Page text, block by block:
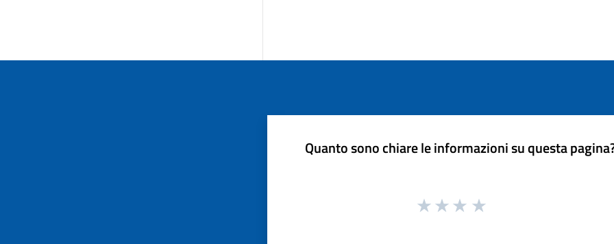
Quanto sono chiare le informazioni su questa